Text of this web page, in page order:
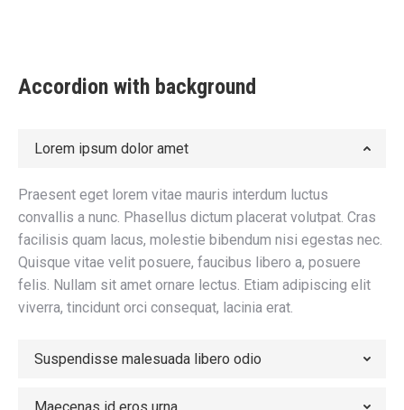
Accordion with background
Lorem ipsum dolor amet
Praesent eget lorem vitae mauris interdum luctus
convallis a nunc. Phasellus dictum placerat volutpat. Cras
facilisis quam lacus, molestie bibendum nisi egestas nec.
Quisque vitae velit posuere, faucibus libero a, posuere
felis. Nullam sit amet ornare lectus. Etiam adipiscing elit
viverra, tincidunt orci consequat, lacinia erat.
Suspendisse malesuada libero odio